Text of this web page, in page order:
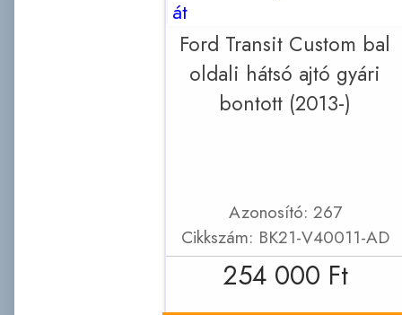
át
Ford Transit Custom bal
oldali hátsó ajtó gyári
bontott (2013-)
Azonosító: 267
Cikkszám: BK21-V40011-AD
254 000 Ft